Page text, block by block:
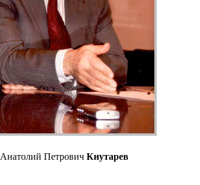
Анатолий ПетровичКнутарев